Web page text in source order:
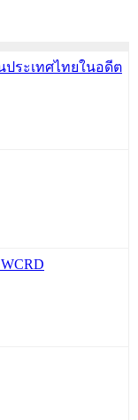
ระเทศไทยในอดีต